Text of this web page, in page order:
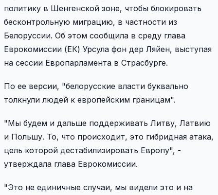
политику в Шенгенской зоне, чтобы блокировать
бесконтрольную миграцию, в частности из
Белоруссии. Об этом сообщила в среду глава
Еврокомиссии (ЕК) Урсула фон дер Ляйен, выступая
на сессии Европарламента в Страсбурге.
По ее версии, "белорусские власти буквально
толкнули людей к европейским границам".
"Мы будем и дальше поддерживать Литву, Латвию
и Польшу. То, что происходит, это гибридная атака,
цель которой дестабилизировать Европу", -
утверждала глава Еврокомиссии.
"Это не единичные случаи, мы видели это и на